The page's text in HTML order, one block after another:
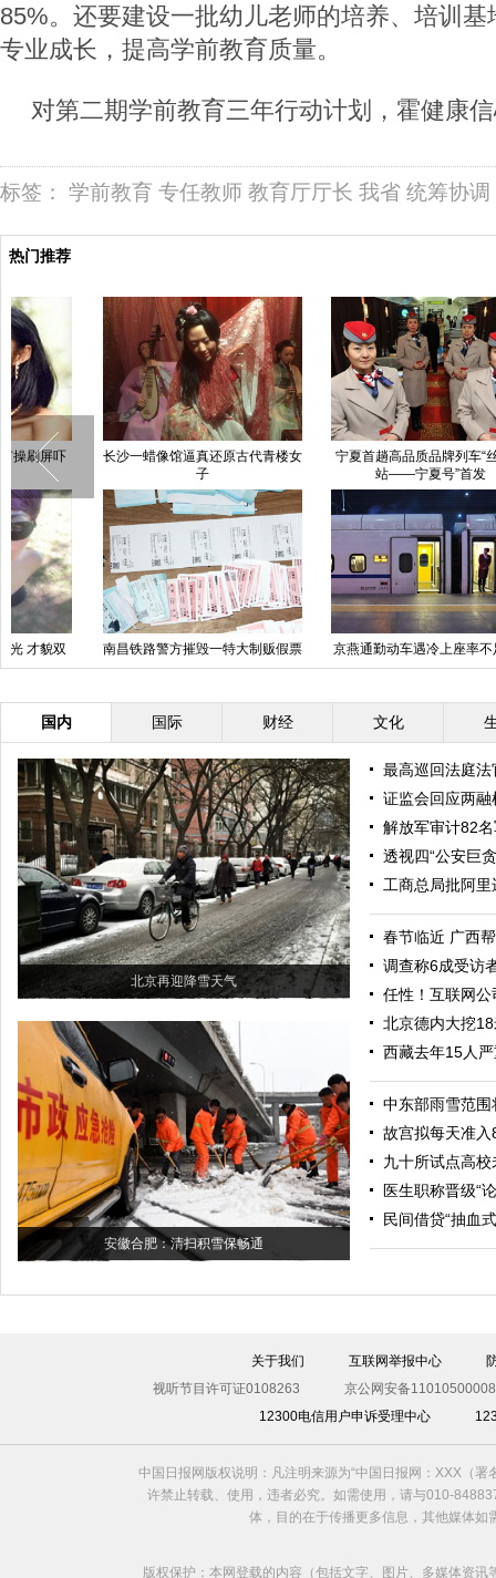
85%。还要建设一批幼儿老师的培养、培训
专业成长，提高学前教育质量。
对第二期学前教育三年行动计划，霍健康
标签： 学前教育 专任教师 教育厅厅长 我省 统筹协调
热门推荐
长沙一蜡像馆逼真还原古代青楼女
宁夏首趟高品质品牌列车“丝路驿
站——宁夏号”首发
“
南昌铁路警方摧毁一特大制贩假票
团伙
京燕通勤动车遇冷上座率不足3成
国内 国际 财经 文化
北京再迎降雪天气
安徽合肥：清扫积雪保畅通
最高巡回法庭
证监会回应两
解放军审计82
透视四“公安巨
工商总局批阿
春节临近 广西
调查称6成受访
任性！互联网
北京德内大挖
西藏去年15人
中东部雨雪范
故宫拟每天准
九十所试点高
医生职称晋级“
民间借贷“抽血
关于我们 互联网举报中心
视听节目许可证0108263
京公网安备
12300电信用户申诉受理中心
中国日报网版权说明：凡注明来源为“中国日报网：XXX（
许禁止转载、使用，违者必究。如需使用，请与010-
体，目的在于传播更多信息，其他媒体
版权保护：本网登载的内容（包括文字、图片、多媒体资